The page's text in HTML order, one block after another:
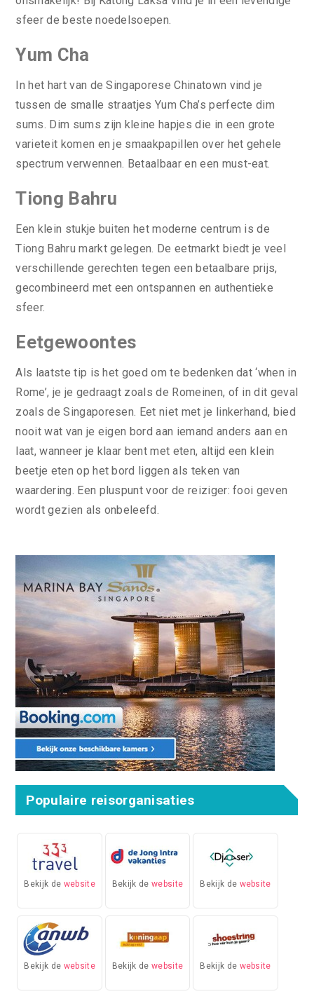
sfeer de beste noedelsoepen.
Yum Cha
In het hart van de Singaporese Chinatown vind je
tussen de smalle straatjes Yum Cha’s perfecte dim
sums. Dim sums zijn kleine hapjes die in een grote
varieteit komen en je smaakpapillen over het gehele
spectrum verwennen. Betaalbaar en een must-eat.
Tiong Bahru
Een klein stukje buiten het moderne centrum is de
Tiong Bahru markt gelegen. De eetmarkt biedt je veel
verschillende gerechten tegen een betaalbare prijs,
gecombineerd met een ontspannen en authentieke
sfeer.
Eetgewoontes
Als laatste tip is het goed om te bedenken dat ‘when in
Rome’, je je gedraagt zoals de Romeinen, of in dit geval
zoals de Singaporesen. Eet niet met je linkerhand, bied
nooit wat van je eigen bord aan iemand anders aan en
laat, wanneer je klaar bent met eten, altijd een klein
beetje eten op het bord liggen als teken van
waardering. Een pluspunt voor de reiziger: fooi geven
wordt gezien als onbeleefd.
Populaire reisorganisaties
Bekijk de website Bekijk dewebsite Bekijk de website
Bekijk de website Bekijk dewebsite Bekijk de website